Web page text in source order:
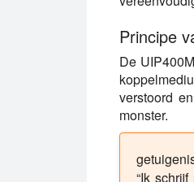
Principe
De
verstoord
monster.
“Ik